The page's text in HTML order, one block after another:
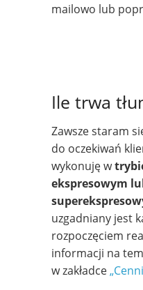
mailowo lub
Ile trwa
Zawsze staram
do oczekiwań
wykonuję w
ekspresowym
uzgadniany jest
rozpoczęciem
informacji na
w zakładce